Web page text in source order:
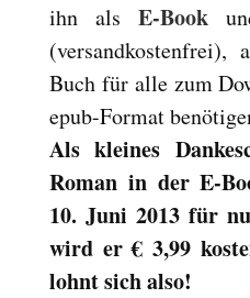
ihn als E-Book
(versandkostenfrei),
Buch für alle zum
epub-Format
Als kleines
Roman in der E-
10. Juni 2013 für
wird er € 3,99
lohnt sich also!
format_underlined Links
font_download Links
Reset
all